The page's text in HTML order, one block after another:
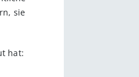
sie
hat: